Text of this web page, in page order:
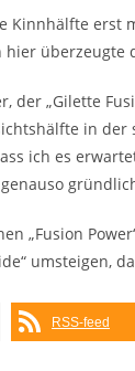
Kinnhälfte erst
der „Gilette
in der
ich es
„Fusion
umsteigen,
RSS-feed